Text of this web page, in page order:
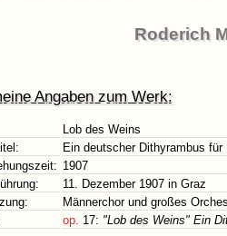
Roderich
Angaben zum Werk:
Lob des Weins
Ein deutscher Dithyrambus
1907
11. Dezember 1907 in Graz
Männerchor und großes
op. 17: "Lob des Weins" Ein